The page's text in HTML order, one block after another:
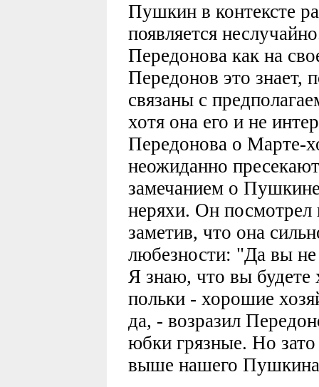
Пушкин в контексте
появляется
Передонова как на
Передонов это знает,
связаны с
хотя она его и не
Передонова о Марте-
неожиданно
замечанием о
неряхи. Он посмотрел
заметив, что она
любезности: "Да вы
Я знаю, что вы будете
польки - хорошие
да, - возразил
юбки грязные. Но
выше нашего